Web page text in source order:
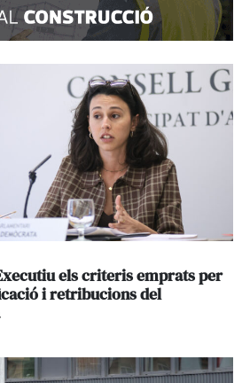
els criteris emprats per
i retribucions del